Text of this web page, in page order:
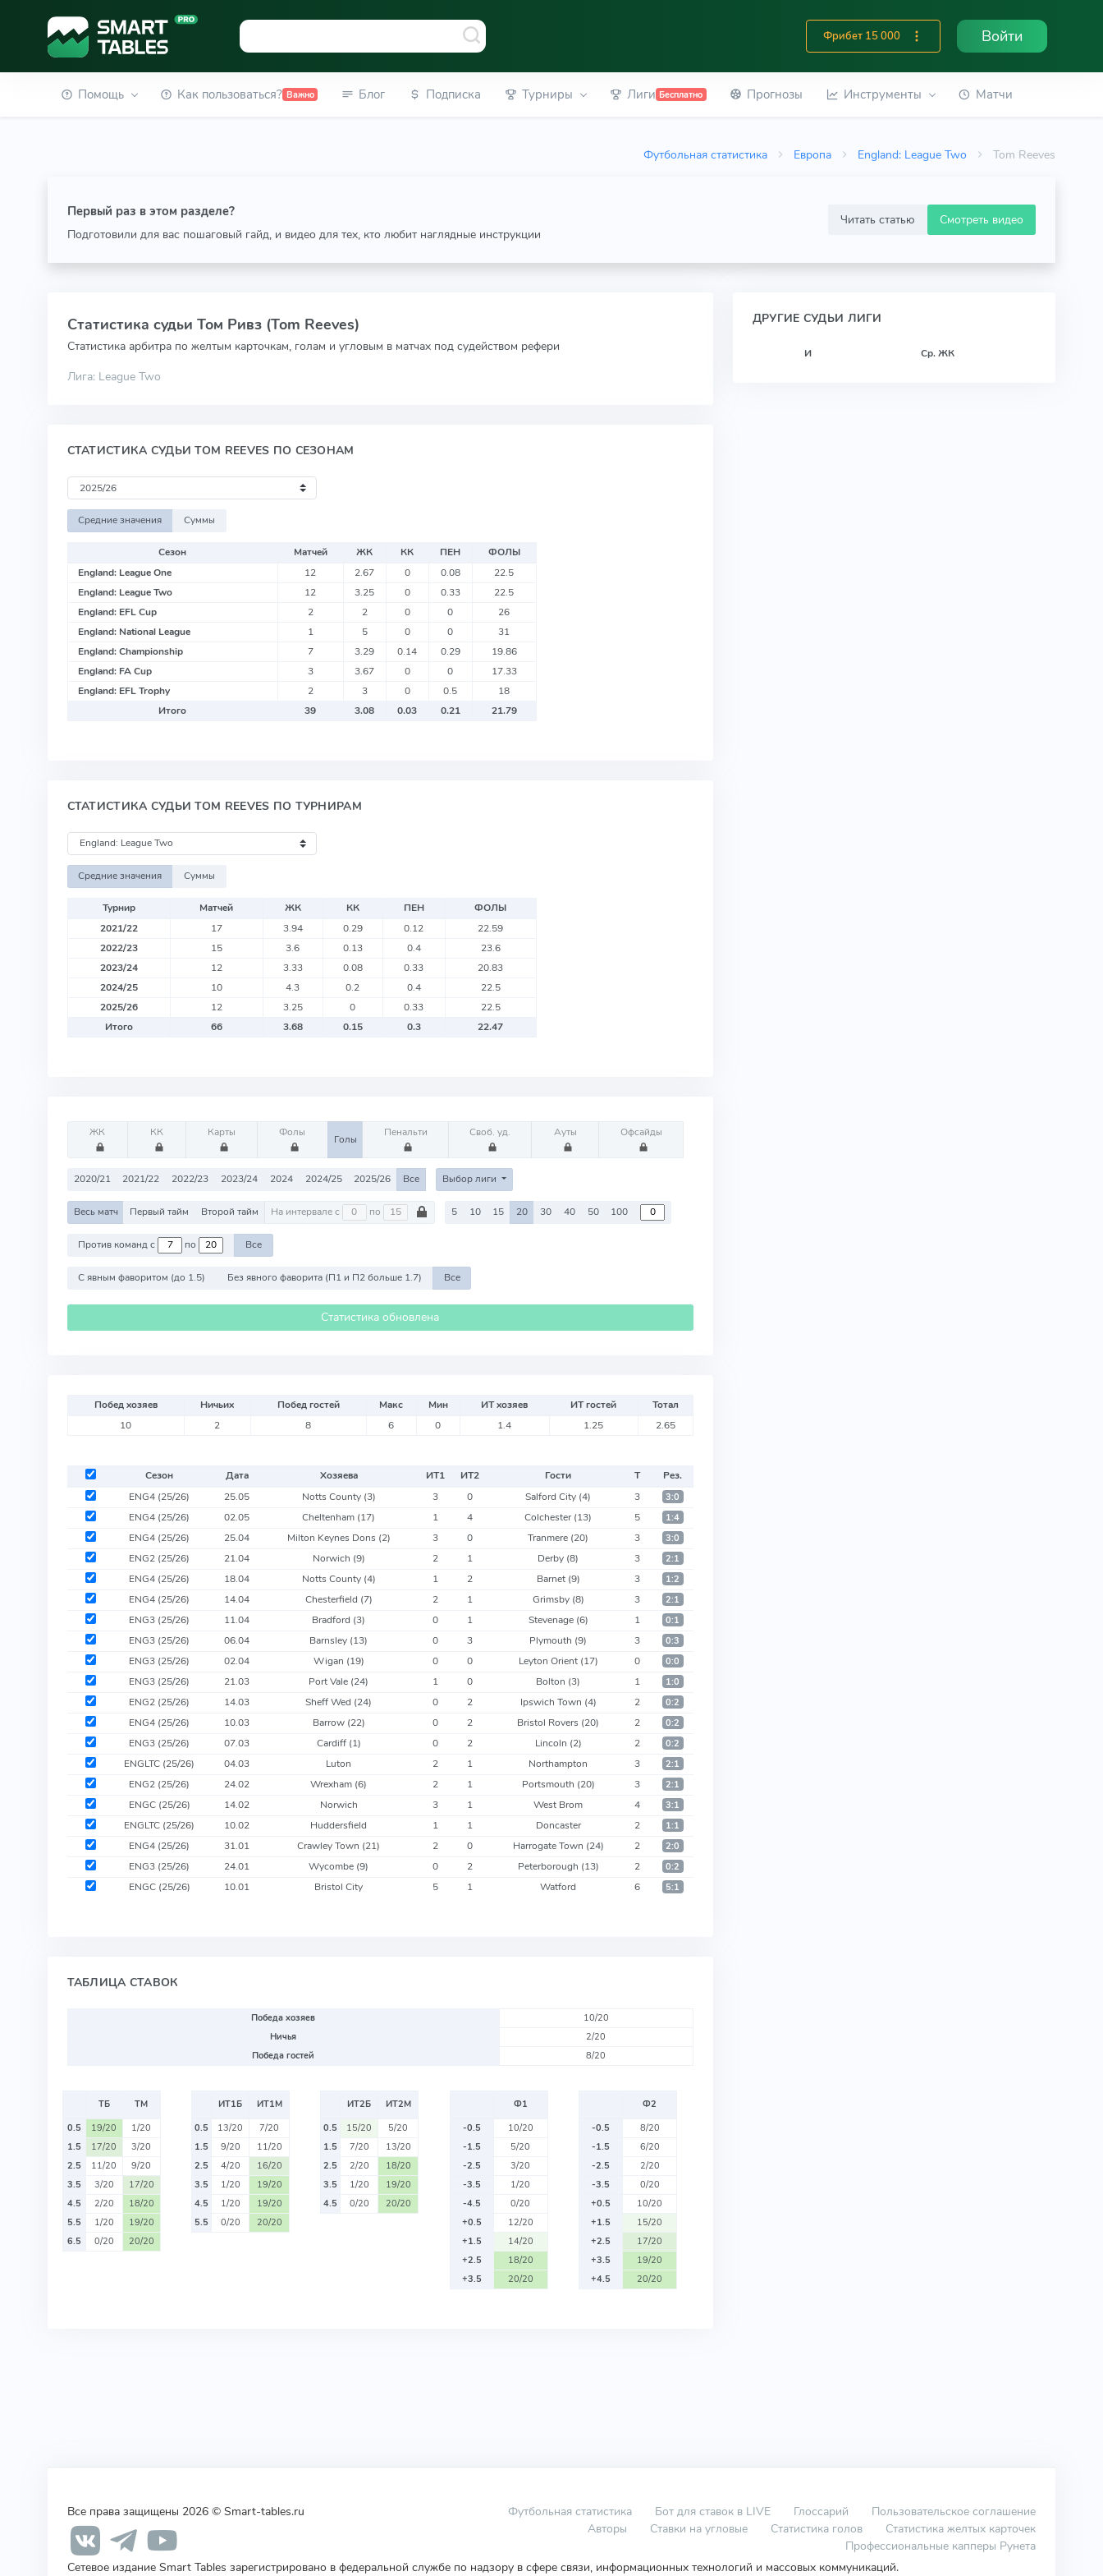
Фрибет 15 000 Войти
Помощь Как пользоваться? Важно Блог Подписка Турниры Лиги Бесплатно Прогнозы Инструменты Матчи
Футбольная статистика Европа England: League Two Tom Reeves
Первый раз в этом разделе?
Подготовили для вас пошаговый гайд, и видео для тех, кто любит наглядные инструкции
Читать статью Смотреть видео
Статистика судьи Том Ривз (Tom Reeves)
Статистика арбитра по желтым карточкам, голам и угловым в матчах под судейством рефери
Лига: League Two
СТАТИСТИКА СУДЬИ TOM REEVES ПО СЕЗОНАМ
Средние значения Суммы
Сезон Матчей ЖК КК ПЕН
ФОЛЫ
England: League One
12 2.67 0 0.08
22.5
England: League Two
12 3.25 0 0.33
22.5
England: EFL Cup
2 2 0 0
26
England: National League
1 5 0 0
31
England: Championship
7 3.29 0.14 0.29
19.86
England: FA Cup
3 3.67 0 0
17.33
England: EFL Trophy
2 3 0 0.5
18
Итого
39 3.08 0.03 0.21 21.79
СТАТИСТИКА СУДЬИ TOM REEVES ПО ТУРНИРАМ
Средние значения Суммы
Турнир Матчей ЖК КК ПЕН
ФОЛЫ
2021/22
17 3.94 0.29 0.12
22.59
2022/23
15 3.6 0.13 0.4
23.6
2023/24
12 3.33 0.08 0.33
20.83
2024/25
10 4.3 0.2 0.4
22.5
2025/26
12 3.25 0 0.33
22.5
Итого
66 3.68 0.15 0.3 22.47
ЖК КК Карты Фолы
Голы
Пенальти Своб. уд. Ауты Офсайды
2020/21 2021/22 2022/23 2023/24 2024 2024/25 2025/26 Все Выбор лиги
Весь матч Первый тайм Второй тайм На интервале с по 5 10 15 20 30 40 50 100
Против команд с по Все
С явным фаворитом (до 1.5) Без явного фаворита (П1 и П2 больше 1.7) Все
Статистика обновлена
Побед хозяев Ничьих Побед гостей Макс Мин ИТ хозяев ИТ гостей
Тотал
10
2 8 6 0 1.4 1.25 2.65
Сезон Дата Хозяева ИТ1 ИТ2 Гости Т
Рез.
ENG4 (25/26)
25.05 Notts County (3) 3 0 Salford City (4) 3 3:0
ENG4 (25/26) 02.05 Cheltenham (17) 1 4 Colchester(13) 5 1:4
ENG4 (25/26) 25.04 Milton Keynes Dons (2) 3 0 Tranmere (20) 3 3:0
ENG2 (25/26) 21.04 Norwich (9) 2 1 Derby (8) 3 2:1
ENG4 (25/26) 18.04 Notts County (4) 1 2 Barnet (9) 3 1:2
ENG4 (25/26) 14.04 Chesterfield (7) 2 1 Grimsby (8) 3 2:1
ENG3 (25/26) 11.04 Bradford (3) 0 1 Stevenage (6) 1 0:1
ENG3 (25/26) 06.04 Barnsley (13) 0 3 Plymouth (9) 3 0:3
ENG3 (25/26) 02.04 Wigan (19) 0 0 Leyton Orient (17) 0 0:0
ENG3 (25/26) 21.03 Port Vale (24) 1 0 Bolton (3) 1 1:0
ENG2 (25/26) 14.03 Sheff Wed (24) 0 2 Ipswich Town (4) 2 0:2
ENG4 (25/26) 10.03 Barrow (22) 0 2 Bristol Rovers (20) 2 0:2
ENG3 (25/26) 07.03 Cardiff (1) 0 2 Lincoln (2) 2 0:2
ENGLTC (25/26) 04.03 Luton 2 1 Northampton 3 2:1
ENG2 (25/26) 24.02 Wrexham (6) 2 1 Portsmouth (20) 3 2:1
ENGC (25/26) 14.02 Norwich 3 1 West Brom 4 3:1
ENGLTC (25/26) 10.02 Huddersfield 1 1 Doncaster 2 1:1
ENG4 (25/26) 31.01 Crawley Town (21) 2 0 Harrogate Town (24) 2 2:0
ENG3 (25/26) 24.01 Wycombe (9) 0 2 Peterborough (13) 2 0:2
ENGC (25/26) 10.01 Bristol City 5 1 Watford 6 5:1
ТАБЛИЦА СТАВОК
Победа хозяев
10/20
Ничья
2/20
Победа гостей
8/20
ТБ
ТМ
0.5
19/20
1/20
1.5
17/20
3/20
2.5
11/20
9/20
3.5
3/20
17/20
4.5
2/20
18/20
5.5
1/20
19/20
6.5
0/20 20/20
ИТ1Б
ИТ1М
0.5
13/20
7/20
1.5
9/20
11/20
2.5
4/20
16/20
3.5
1/20
19/20
4.5
1/20
19/20
5.5
0/20 20/20
ИТ2Б
ИТ2М
0.5
15/20
5/20
1.5
7/20
13/20
2.5
2/20
18/20
3.5
1/20
19/20
4.5
0/20 20/20
Ф1
-0.5
10/20
-1.5
5/20
-2.5
3/20
-3.5
1/20
-4.5
0/20
+0.5
12/20
+1.5
14/20
+2.5
18/20
+3.5
20/20
Ф2
-0.5
8/20
-1.5
6/20
-2.5
2/20
-3.5
0/20
+0.5
10/20
+1.5
15/20
+2.5
17/20
+3.5
19/20
+4.5
20/20
ДРУГИЕ СУДЬИ ЛИГИ
И Ср. ЖК
Все права защищены 2026 © Smart-tables.ru Футбольная статистика Бот для ставок в LIVE Глоссарий
Пользовательское соглашение
Авторы
Ставки на угловые Статистика голов
Статистика желтых карточек
Профессиональные капперы Рунета
Сетевое издание Smart Tables зарегистрировано в федеральной службе по надзору в сфере связи, информационных технологий и массовых коммуникаций.